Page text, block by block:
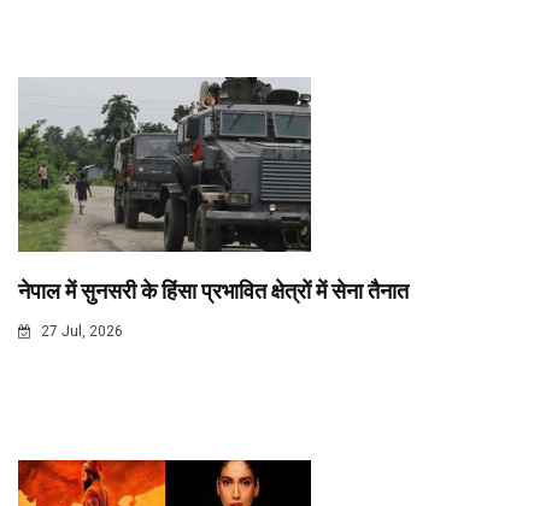
नेपाल में सुनसरी के हिंसा प्रभावित क्षेत्रों में सेना तैनात
27 Jul, 2026